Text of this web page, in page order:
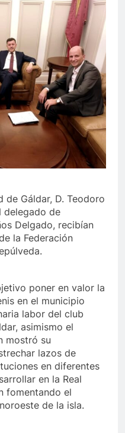
de Gáldar, D. Teodoro
delegado de
Delgado, recibían
la Federación
poner en valor la
en el municipio
labor del club
asimismo el
mostró su
lazos de
en diferentes
en la Real
fomentando el
de la isla.